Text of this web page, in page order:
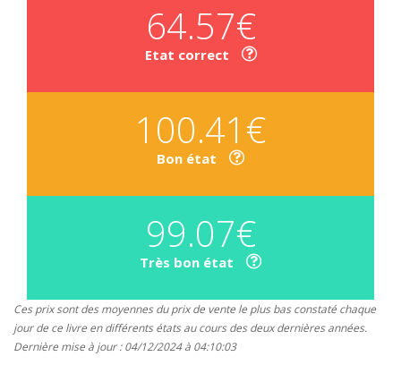
64.57€
Etat correct
100.41€
Bon état
99.07€
Très bon état
Ces prix sont des moyennes du prix de vente le plus bas constaté chaque
jour de ce livre en différents états au cours des deux dernières années.
Dernière mise à jour : 04/12/2024 à 04:10:03